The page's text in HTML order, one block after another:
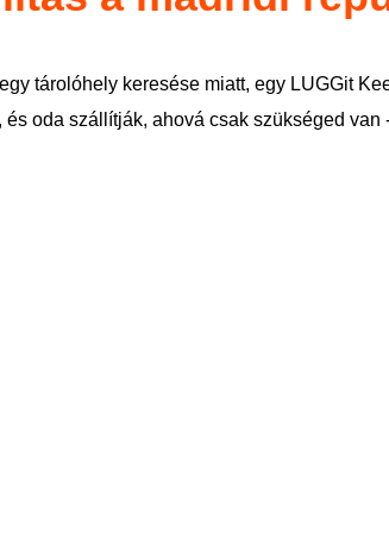
tárolóhely keresése miatt, egy LUGGit
oda szállítják, ahová csak szükséged van